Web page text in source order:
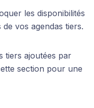
les disponibilités
vos agendas tiers.
tiers ajoutées par
section pour une